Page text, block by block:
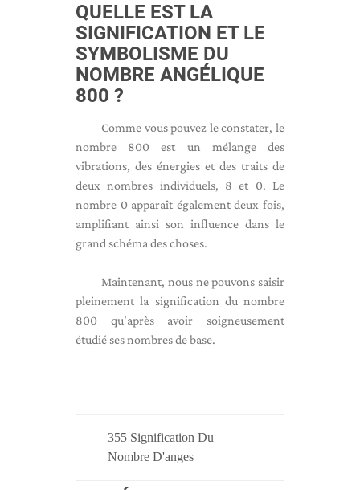
QUELLE EST LA
SIGNIFICATION ET LE
SYMBOLISME DU
NOMBRE ANGÉLIQUE
800 ?
Comme vous pouvez le constater, le
nombre 800 est un mélange des
vibrations, des énergies et des traits de
deux nombres individuels, 8 et 0. Le
nombre 0 apparaît également deux fois,
amplifiant ainsi son influence dans le
grand schéma des choses.
Maintenant, nous ne pouvons saisir
pleinement la signification du nombre
800 qu'après avoir soigneusement
étudié ses nombres de base.
355 Signification Du
Nombre D'anges